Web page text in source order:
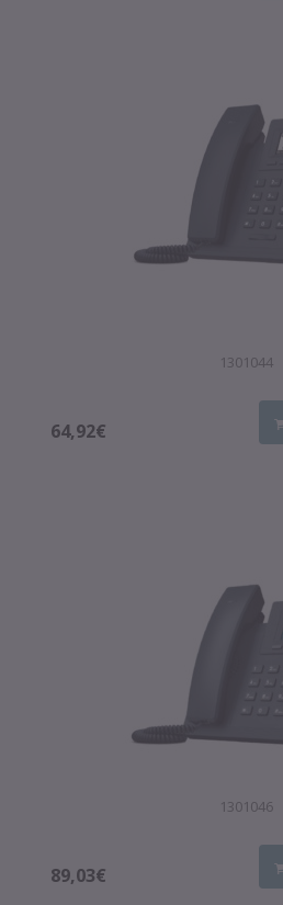
1301044
64,92€
1301046
89,03€